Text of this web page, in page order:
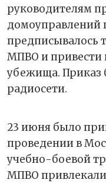
руководителям
домоуправлений
предписывалось
МПВО и привести
убежища. Приказ
радиосети.
23 июня было
проведении в
учебно-боевой
МПВО привлекали